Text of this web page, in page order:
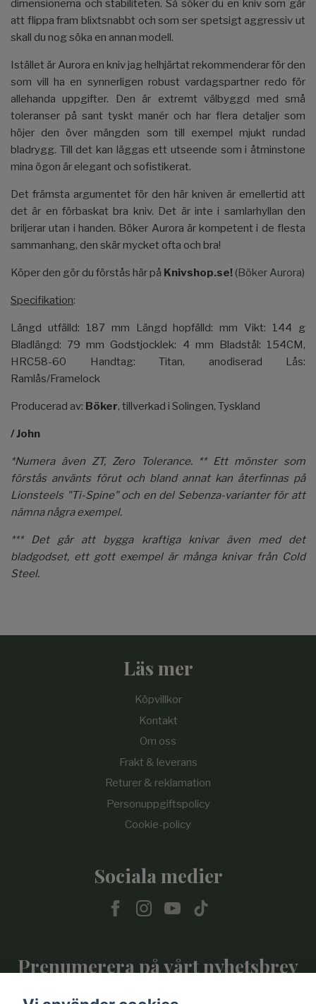
dimensionerna och stabiliteten. Så söker du en kniv som går
att flippa fram blixtsnabbt och som ser spetsigt aggressiv ut
skall du nog söka en annan modell.
Istället är Aurora en kniv jag helhjärtat rekommenderar för den
som vill ha en synnerligen robust vardagspartner redo för
allehanda uppgifter. Den är extremt välbyggd med små
toleranser på sant tyskt manér och har flera detaljer som
höjer den över mängden som till exempel mjukt rundad
bladrygg. Till det kan läggas ett utseende som i åtminstone
mina ögon är elegant och sofistikerat.
Det främsta argumentet för den här kniven är emellertid att
det är en förbaskat bra kniv. Det är inte i samlarhyllan den
briljerar utan i handen. Böker Aurora är kompetent i de flesta
sammanhang, den skär mycket ofta och bra!
Köper den gör du förstås här på Knivshop.se! (Böker Aurora)
Specifikation:
Längd utfälld: 187 mm Längd hopfälld: mm Vikt: 144 g
Bladlängd: 79 mm Godstjocklek: 4 mm Bladstål: 154CM,
HRC58-60 Handtag: Titan, anodiserad Lås:
Ramlås/Framelock
Producerad av: Böker, tillverkad i Solingen, Tyskland
/ John
*Numera även ZT, Zero Tolerance.
** Ett mönster som
förstås använts förut och bland annat kan återfinnas på
Lionsteels "Ti-Spine" och en del Sebenza-varianter för att
nämna några exempel.
*** Det går att bygga kraftiga knivar även med det
bladgodset, ett gott exempel är många knivar från Cold
Steel.
Läs mer
Köpvillkor
Kontakt
Om oss
Frakt & leverans
Returer & reklamation
Personuppgiftspolicy
Cookie-policy
Sociala medier
Prenumerera på vårt nyhetsbrev